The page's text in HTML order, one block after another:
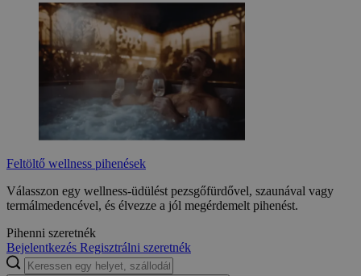
Feltöltő wellness pihenések
Válasszon egy wellness-üdülést pezsgőfürdővel, szaunával vagy
termálmedencével, és élvezze a jól megérdemelt pihenést.
Pihenni szeretnék
Bejelentkezés Regisztrálni szeretnék